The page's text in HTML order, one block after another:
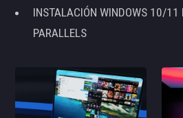
INSTALACIÓN WINDOWS 10/11
PARALLELS